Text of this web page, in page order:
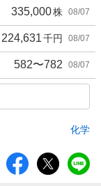
335,000株 08/07
224,631千円 08/07
582〜782 08/07
化学